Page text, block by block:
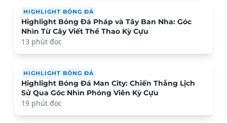
HIGHLIGHT BÓNG ĐÁ
Highlight Bóng Đá Pháp và Tây Ban Nha: Góc
Nhìn Từ Cây Viết Thể Thao Kỳ Cựu
13 phút đọc
HIGHLIGHT BÓNG ĐÁ
Highlight Bóng Đá Man City: Chiến Thắng Lịch
Sử Qua Góc Nhìn Phóng Viên Kỳ Cựu
19 phút đọc